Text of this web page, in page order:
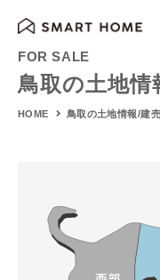
FOR SALE
鳥取の土地情
HOME 鳥取の土地情報/建